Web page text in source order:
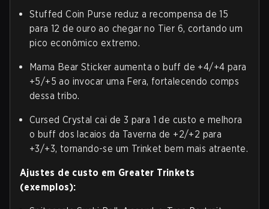
Stuffed Coin Purse reduz a recompensa de 15
para 12 de ouro ao chegar no Tier 6, cortando um
pico econômico extremo.
Mama Bear Sticker aumenta o buff de +4/+4 para
+5/+5 ao invocar uma Fera, fortalecendo comps
dessa tribo.
Cursed Crystal cai de 3 para 1 de custo e melhora
o buff dos lacaios da Taverna de +2/+2 para
+3/+3, tornando-se um Trinket bem mais atraente.
Ajustes de custo em Greater Trinkets
(exemplos):